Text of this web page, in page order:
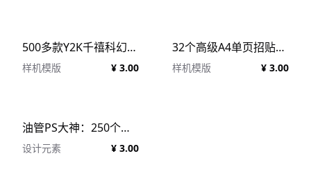
500多款Y2K千禧科幻风格形状人物海报包装PSD封面设计模板 SELL TRAPSTAR 2.0
样机模版 ¥ 3.00
32个高级A4单页招贴传单海报设计作品贴图展示PS样机素材效果图 32 Poster &#038; Paper mockups
样机模版 ¥ 3.00
油管PS大神：250个雨雪闪电雷电光晕粉尘星星光学合成平面素材包 Benny Productions Optics+
设计元素 ¥ 3.00